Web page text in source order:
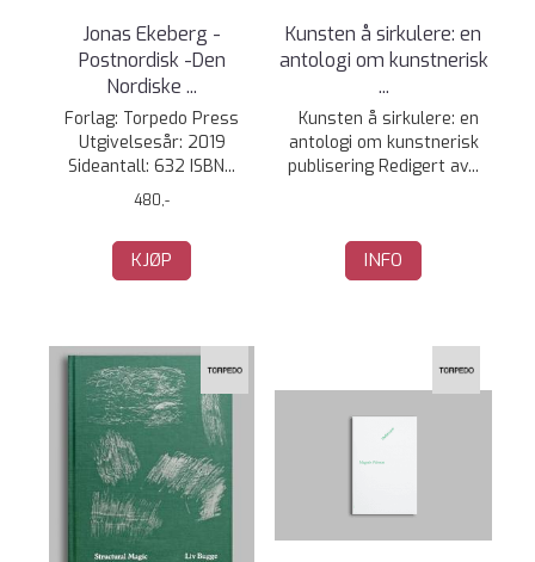
Jonas Ekeberg -
Postnordisk -Den
Nordiske ...
Forlag: Torpedo Press
Utgivelsesår: 2019
Sideantall: 632 ISBN...
480,-
KJØP
Kunsten å sirkulere: en
antologi om kunstnerisk
...
Kunsten å sirkulere: en
antologi om kunstnerisk
publisering Redigert av...
INFO